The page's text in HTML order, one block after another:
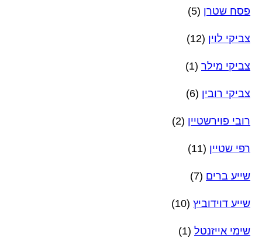
פסח שטרן (5)
צביקי לוין (12)
צביקי מילר (1)
צביקי רובין (6)
רובי פוירשטיין (2)
רפי שטיין (11)
שייע ברים (7)
שייע דוידוביץ (10)
שימי אייזנטל (1)